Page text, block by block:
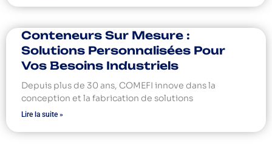
Conteneurs Sur Mesure :
Solutions Personnalisées Pour
Vos Besoins Industriels
Depuis plus de 30 ans, COMEFI innove dans la
conception et la fabrication de solutions
Lire la suite »